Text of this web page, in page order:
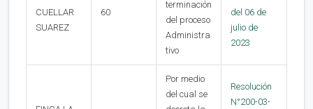
CUELLAR
SUAREZ
60
terminación
del proceso
Administra
tivo
del 06 de
julio de
2023
Por medio
del cual se
Resolución
N°200-03-